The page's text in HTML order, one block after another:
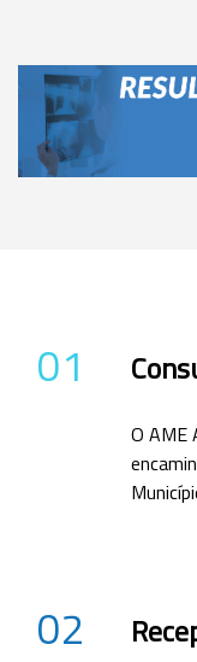
01
O AME
02